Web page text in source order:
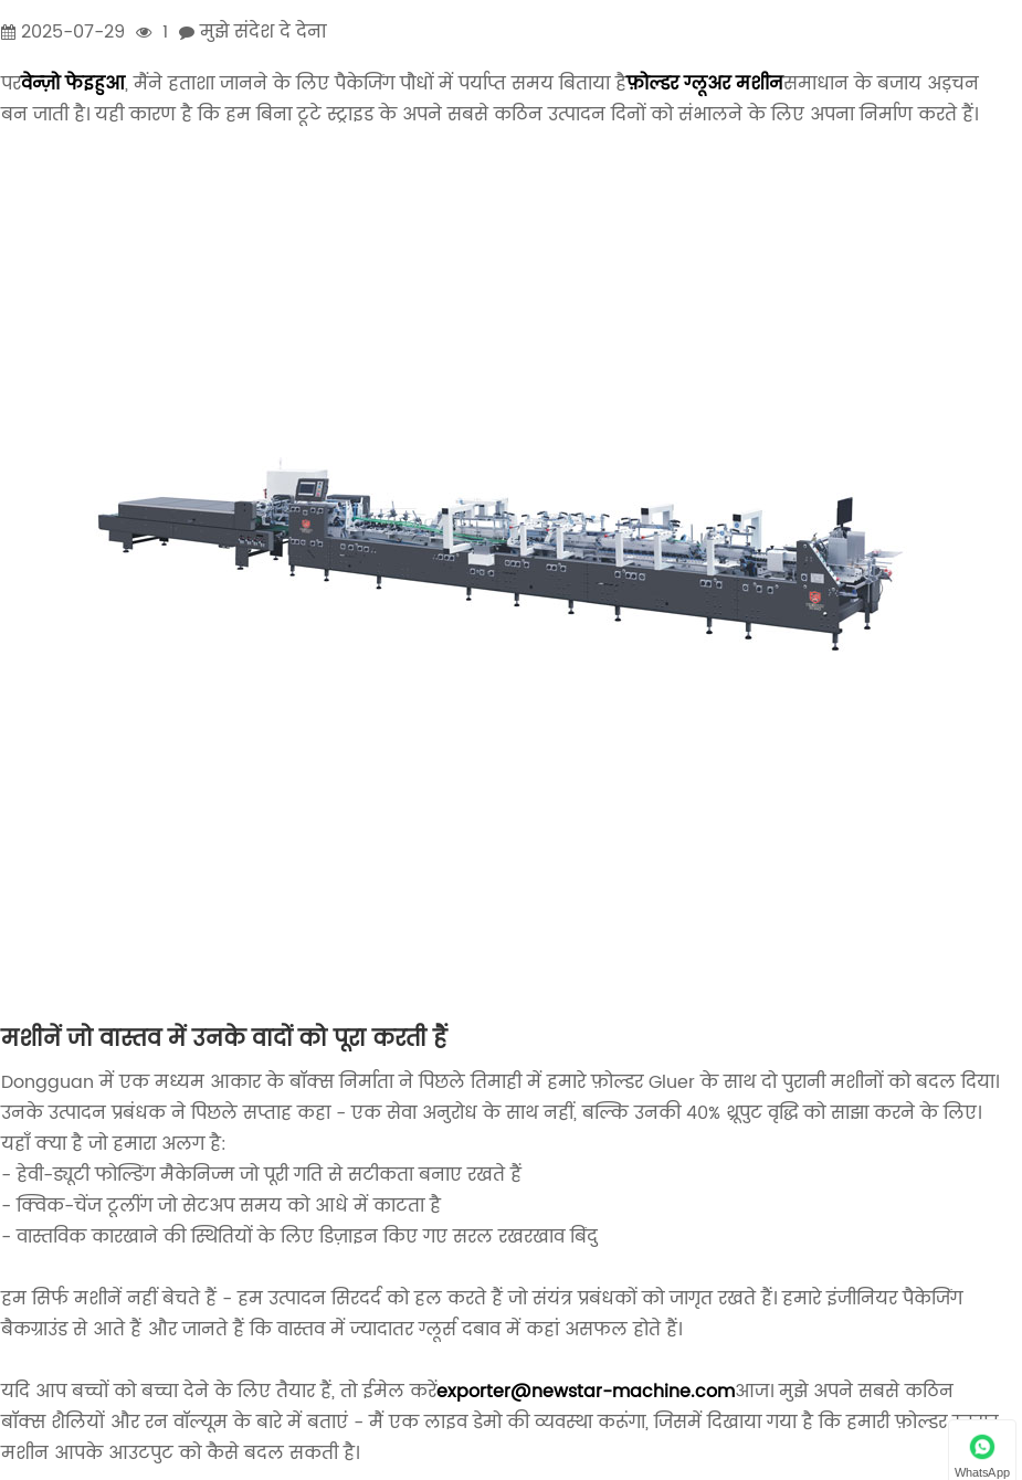
2025-07-29 1
मुझे संदेश दे देना
परवेन्ज़ो फेइहुआ, मैंने हताशा जानने के लिए पैकेजिंग पौधों में पर्याप्त समय बिताया हैफ़ोल्डर ग्लूअर मशीनसमाधान के बजाय अड़चन
बन जाती है। यही कारण है कि हम बिना टूटे स्ट्राइड के अपने सबसे कठिन उत्पादन दिनों को संभालने के लिए अपना निर्माण करते हैं।
मशीनें जो वास्तव में उनके वादों को पूरा करती हैं
Dongguan में एक मध्यम आकार के बॉक्स निर्माता ने पिछले तिमाही में हमारे फ़ोल्डर Gluer के साथ दो पुरानी मशीनों को बदल दिया।
उनके उत्पादन प्रबंधक ने पिछले सप्ताह कहा - एक सेवा अनुरोध के साथ नहीं, बल्कि उनकी 40% थ्रूपुट वृद्धि को साझा करने के लिए।
यहाँ क्या है जो हमारा अलग है:
- हेवी-ड्यूटी फोल्डिंग मैकेनिज्म जो पूरी गति से सटीकता बनाए रखते हैं
- क्विक-चेंज टूलींग जो सेटअप समय को आधे में काटता है
- वास्तविक कारखाने की स्थितियों के लिए डिज़ाइन किए गए सरल रखरखाव बिंदु
हम सिर्फ मशीनें नहीं बेचते हैं - हम उत्पादन सिरदर्द को हल करते हैं जो संयंत्र प्रबंधकों को जागृत रखते हैं। हमारे इंजीनियर पैकेजिंग
बैकग्राउंड से आते हैं और जानते हैं कि वास्तव में ज्यादातर ग्लूर्स दबाव में कहां असफल होते हैं।
यदि आप बच्चों को बच्चा देने के लिए तैयार हैं, तो ईमेल करेंexporter@newstar-machine.comआज। मुझे अपने सबसे कठिन
बॉक्स शैलियों और रन वॉल्यूम के बारे में बताएं - मैं एक लाइव डेमो की व्यवस्था करूंगा, जिसमें दिखाया गया है कि हमारी फ़ोल्डर ग्लूयर
मशीन आपके आउटपुट को कैसे बदल सकती है।
WhatsApp